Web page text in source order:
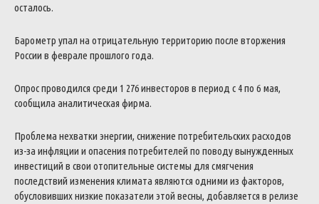
осталось.
Барометр упал на отрицательную территорию после вторжения
России в феврале прошлого года.
Опрос проводился среди 1 276 инвесторов в период с 4 по 6 мая,
сообщила аналитическая фирма.
Проблема нехватки энергии, снижение потребительских расходов
из-за инфляции и опасения потребителей по поводу вынужденных
инвестиций в свои отопительные системы для смягчения
последствий изменения климата являются одними из факторов,
обусловивших низкие показатели этой весны, добавляется в релизе